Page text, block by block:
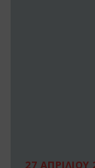
27 ΑΠΡΙΛΙΟΥ